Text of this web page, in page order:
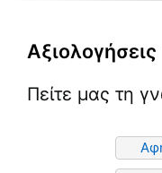
Πείτε μας τη